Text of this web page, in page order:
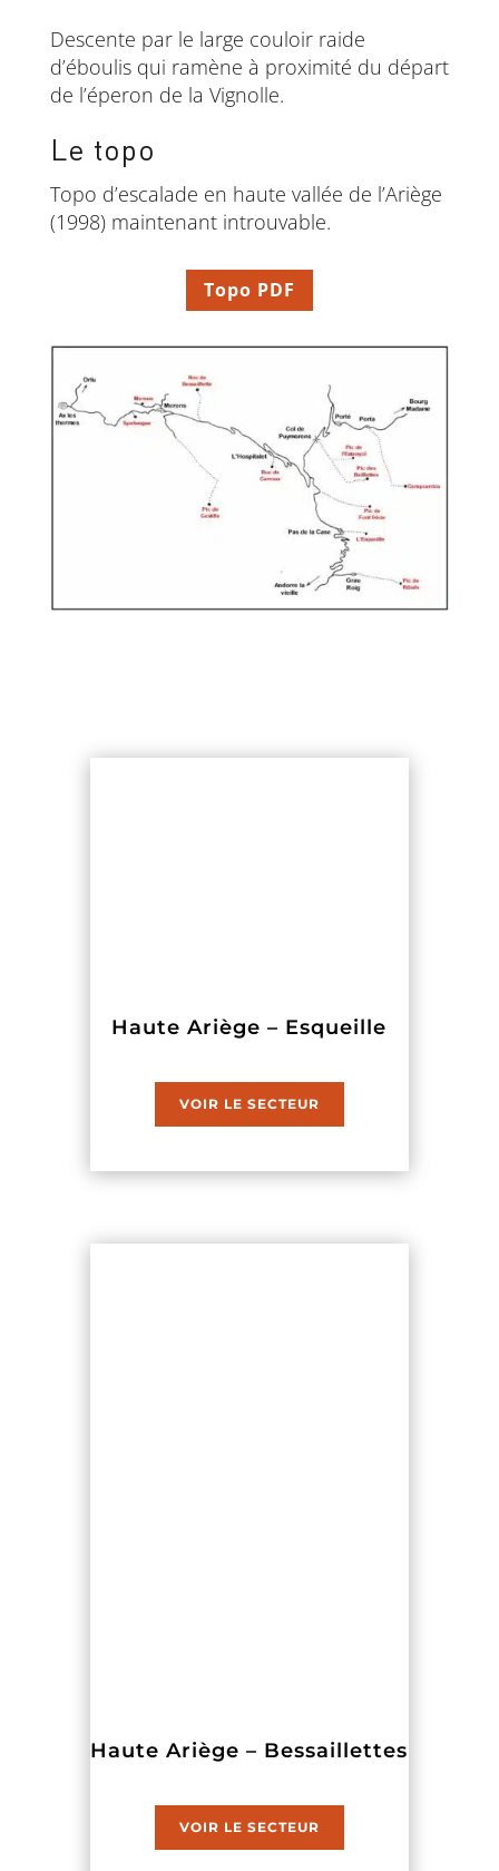
Descente par le large couloir raide
d’éboulis qui ramène à proximité du départ
de l’éperon de la Vignolle.
Le topo
Topo d’escalade en haute vallée de l’Ariège
(1998) maintenant introuvable.
Topo PDF
Haute Ariège – Esqueille
VOIR LE SECTEUR
Haute Ariège – Bessaillettes
VOIR LE SECTEUR